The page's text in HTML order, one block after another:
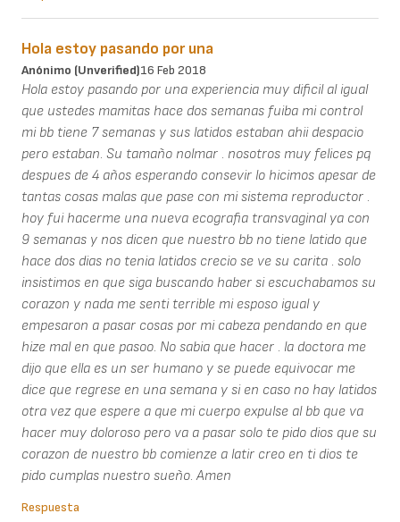
Hola estoy pasando por una
Anónimo (unverified)16 Feb 2018
Hola estoy pasando por una experiencia muy dificil al igual
que ustedes mamitas hace dos semanas fuiba mi control
mi bb tiene 7 semanas y sus latidos estaban ahii despacio
pero estaban. Su tamaño nolmar . nosotros muy felices pq
despues de 4 años esperando consevir lo hicimos apesar de
tantas cosas malas que pase con mi sistema reproductor .
hoy fui hacerme una nueva ecografia transvaginal ya con
9 semanas y nos dicen que nuestro bb no tiene latido que
hace dos dias no tenia latidos crecio se ve su carita . solo
insistimos en que siga buscando haber si escuchabamos su
corazon y nada me senti terrible mi esposo igual y
empesaron a pasar cosas por mi cabeza pendando en que
hize mal en que pasoo. No sabia que hacer . la doctora me
dijo que ella es un ser humano y se puede equivocar me
dice que regrese en una semana y si en caso no hay latidos
otra vez que espere a que mi cuerpo expulse al bb que va
hacer muy doloroso pero va a pasar solo te pido dios que su
corazon de nuestro bb comienze a latir creo en ti dios te
pido cumplas nuestro sueño. Amen
Respuesta